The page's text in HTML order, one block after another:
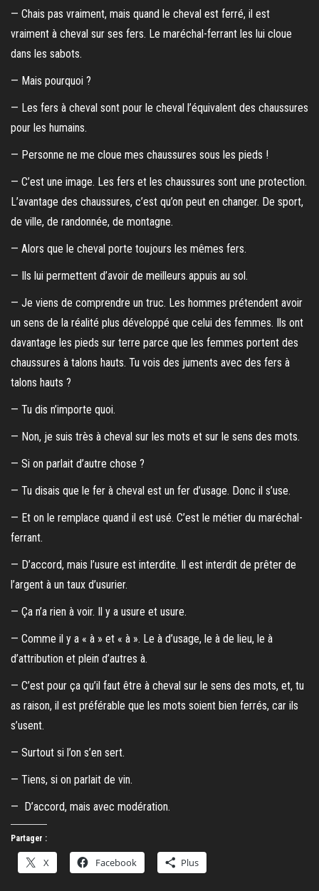
— Chais pas vraiment, mais quand le cheval est ferré, il est
vraiment à cheval sur ses fers. Le maréchal-ferrant les lui cloue
dans les sabots.
— Mais pourquoi ?
— Les fers à cheval sont pour le cheval l’équivalent des chaussures
pour les humains.
— Personne ne me cloue mes chaussures sous les pieds !
— C’est une image. Les fers et les chaussures sont une protection.
L’avantage des chaussures, c’est qu’on peut en changer. De sport,
de ville, de randonnée, de montagne.
— Alors que le cheval porte toujours les mêmes fers.
— Ils lui permettent d’avoir de meilleurs appuis au sol.
— Je viens de comprendre un truc. Les hommes prétendent avoir
un sens de la réalité plus développé que celui des femmes. Ils ont
davantage les pieds sur terre parce que les femmes portent des
chaussures à talons hauts. Tu vois des juments avec des fers à
talons hauts ?
— Tu dis n’importe quoi.
— Non, je suis très à cheval sur les mots et sur le sens des mots.
— Si on parlait d’autre chose ?
— Tu disais que le fer à cheval est un fer d’usage. Donc il s’use.
— Et on le remplace quand il est usé. C’est le métier du maréchal-
ferrant.
— D’accord, mais l’usure est interdite. Il est interdit de prêter de
l’argent à un taux d’usurier.
— Ça n’a rien à voir. Il y a usure et usure.
— Comme il y a « à » et « à ». Le à d’usage, le à de lieu, le à
d’attribution et plein d’autres à.
— C’est pour ça qu’il faut être à cheval sur le sens des mots, et, tu
as raison, il est préférable que les mots soient bien ferrés, car ils
s’usent.
— Surtout si l’on s’en sert.
— Tiens, si on parlait de vin.
— D’accord, mais avec modération.
Partager :
X Facebook Plus